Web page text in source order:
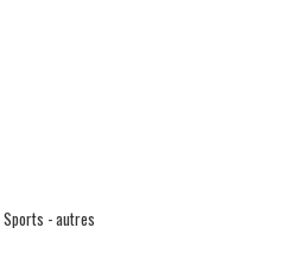
Sports - autres